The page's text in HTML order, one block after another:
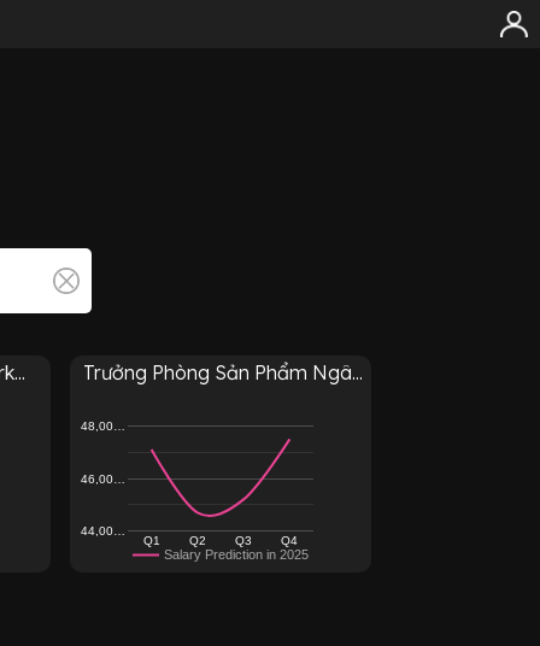
Trưởng Phòng Sản Phẩm Ngâ...
Salary Prediction in 2025
Q1 Q2 Q3 Q4
44,00…
46,00…
48,00…